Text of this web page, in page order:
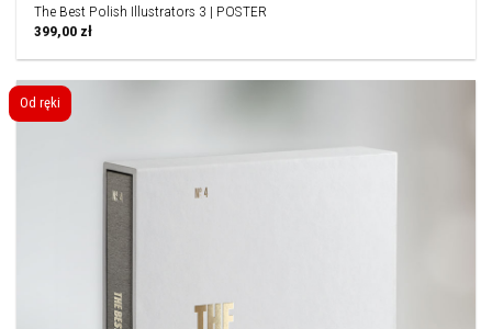
The Best Polish Illustrators 3 | POSTER
399,00 zł
Od ręki